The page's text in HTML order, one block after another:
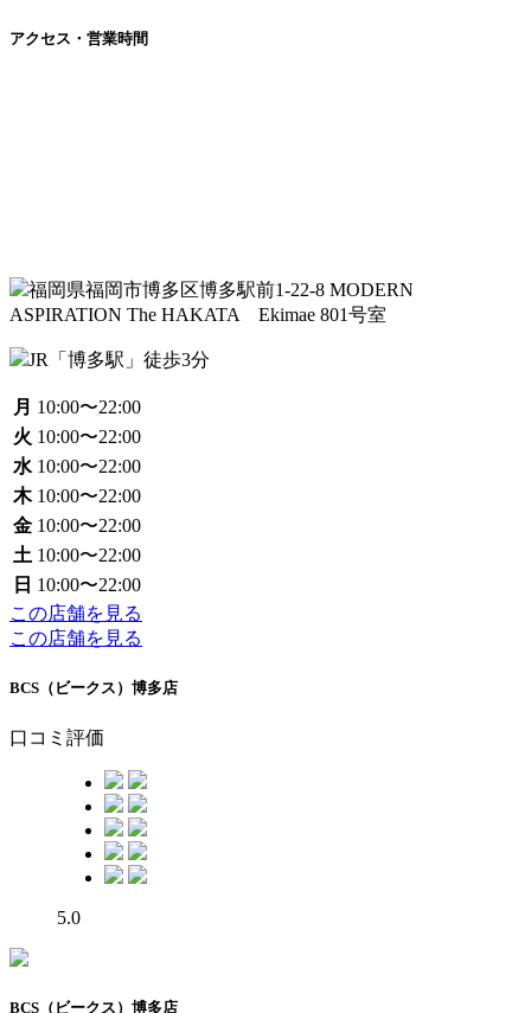
アクセス・営業時間
福岡県福岡市博多区博多駅前1-22-8 MODERN
ASPIRATION The HAKATA Ekimae 801号室
JR「博多駅」徒歩3分
月 10:00〜22:00
火 10:00〜22:00
水 10:00〜22:00
木 10:00〜22:00
金 10:00〜22:00
土 10:00〜22:00
日 10:00〜22:00
この店舗を見る
この店舗を見る
BCS（ビークス）博多店
口コミ評価
5.0
BCS（ビークス）博多店